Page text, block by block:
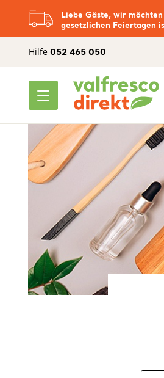
Liebe Gäste, wir
gesetzlichen Feiertagen
Hilfe 052 465 050